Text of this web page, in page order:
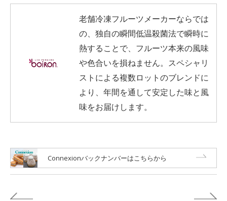
老舗冷凍フルーツメーカーならでは
の、独自の瞬間低温殺菌法で瞬時に
熱することで、フルーツ本来の風味
や色合いを損ねません。スペシャリ
ストによる複数ロットのブレンドに
より、年間を通して安定した味と風
味をお届けします。
Connexionバックナンバーはこちらから